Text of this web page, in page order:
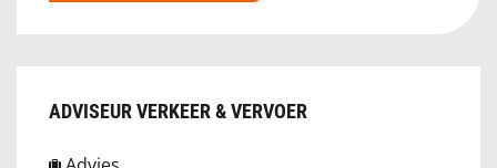
ADVISEUR VERKEER & VERVOER